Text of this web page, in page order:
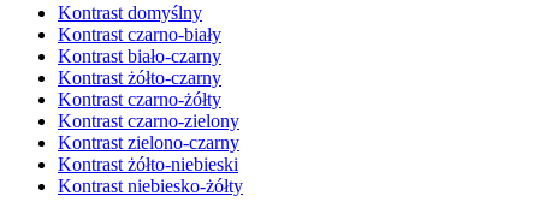
Kontrast domyślny
Kontrast czarno-biały
Kontrast biało-czarny
Kontrast żółto-czarny
Kontrast czarno-żółty
Kontrast czarno-zielony
Kontrast zielono-czarny
Kontrast żółto-niebieski
Kontrast niebiesko-żółty